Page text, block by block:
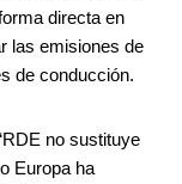
directa en
las emisiones de
de conducción.
no sustituye
Europa ha